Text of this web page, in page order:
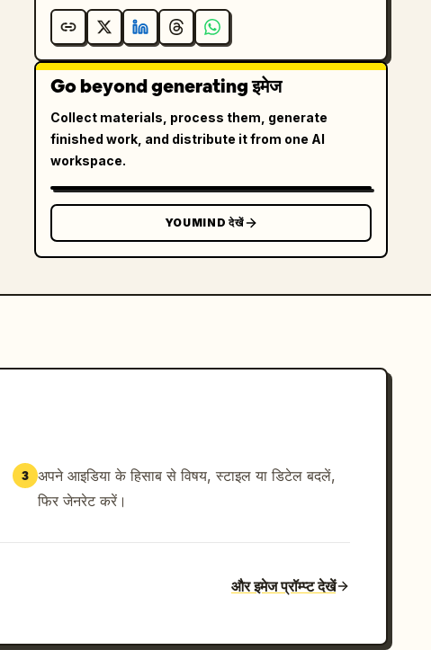
Go beyond generating इमेज
Collect materials, process them, generate
finished work, and distribute it from one AI
workspace.
YOUMIND देखें
3 अपने आइडिया के हिसाब से विषय, स्टाइल या डिटेल बदलें,
फिर जेनरेट करें।
और इमेज प्रॉम्प्ट देखें